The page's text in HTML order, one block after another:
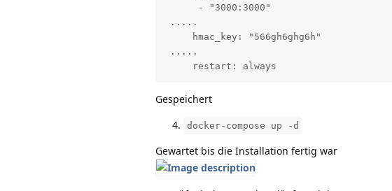
      - "3000:3000"
.....
     hmac_key: "566gh6ghg6h"
.....
     restart: always
Gespeichert
docker-compose up -d
Gewartet bis die Installation fertig war